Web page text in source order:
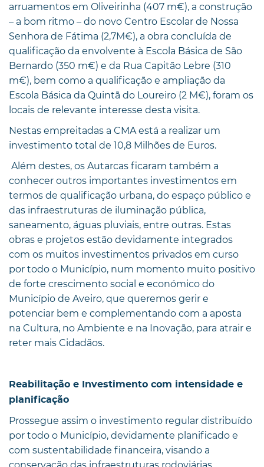
arruamentos em Oliveirinha (407 m€), a construção
– a bom ritmo – do novo Centro Escolar de Nossa
Senhora de Fátima (2,7M€), a obra concluída de
qualificação da envolvente à Escola Básica de São
Bernardo (350 m€) e da Rua Capitão Lebre (310
m€), bem como a qualificação e ampliação da
Escola Básica da Quintã do Loureiro (2 M€), foram os
locais de relevante interesse desta visita.
Nestas empreitadas a CMA está a realizar um
investimento total de 10,8 Milhões de Euros.
Além destes, os Autarcas ficaram também a
conhecer outros importantes investimentos em
termos de qualificação urbana, do espaço público e
das infraestruturas de iluminação pública,
saneamento, águas pluviais, entre outras. Estas
obras e projetos estão devidamente integrados
com os muitos investimentos privados em curso
por todo o Município, num momento muito positivo
de forte crescimento social e económico do
Município de Aveiro, que queremos gerir e
potenciar bem e complementando com a aposta
na Cultura, no Ambiente e na Inovação, para atrair e
reter mais Cidadãos.
Reabilitação e Investimento com intensidade e
planificação
Prossegue assim o investimento regular distribuído
por todo o Município, devidamente planificado e
com sustentabilidade financeira, visando a
conservação das infraestruturas rodoviárias